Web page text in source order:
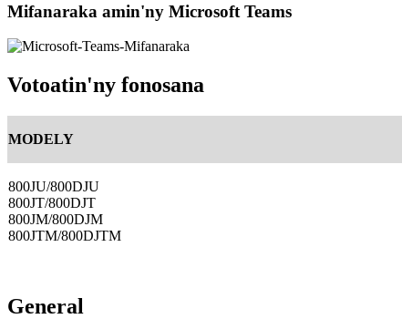
Mifanaraka amin'ny Microsoft Teams
Votoatin'ny fonosana
MODELY
800JU/800DJU
800JT/800DJT
800JM/800DJM
800JTM/800DJTM
General